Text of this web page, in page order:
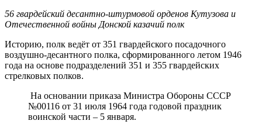
56 гвардейский десантно-штурмовой орденов Кутузова и
Отечественной войны Донской казачий полк
Историю, полк ведёт от 351 гвардейского посадочного
воздушно-десантного полка, сформированного летом 1946
года на основе подразделений 351 и 355 гвардейских
стрелковых полков.
На основании приказа Министра Обороны СССР
№00116 от 31 июля 1964 года годовой праздник
воинской части – 5 января.